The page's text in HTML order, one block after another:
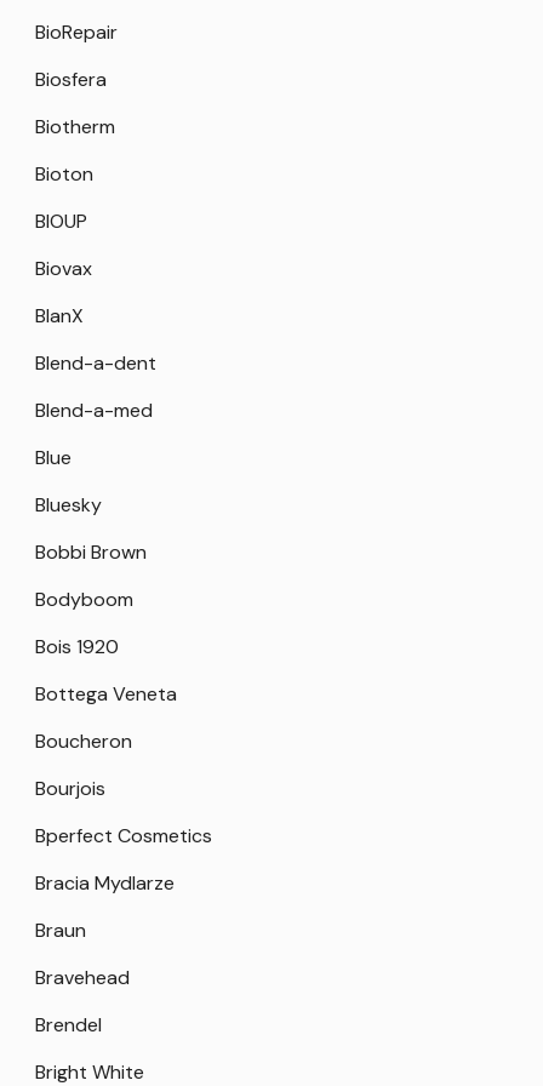
BioRepair
Biosfera
Biotherm
Bioton
BIOUP
Biovax
BlanX
Blend-a-dent
Blend-a-med
Blue
Bluesky
Bobbi Brown
Bodyboom
Bois 1920
Bottega Veneta
Boucheron
Bourjois
Bperfect Cosmetics
Bracia Mydlarze
Braun
Bravehead
Brendel
Bright White